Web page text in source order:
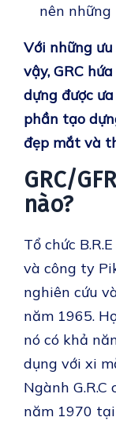
nên
Với những
vậy, GRC
dựng được
phần tạo
đẹp mắt và
GRC/
nào?
Tổ chức
và công ty
nghiên cứu
năm 1965.
nó có khả
dụng với xi
Ngành
năm 1970